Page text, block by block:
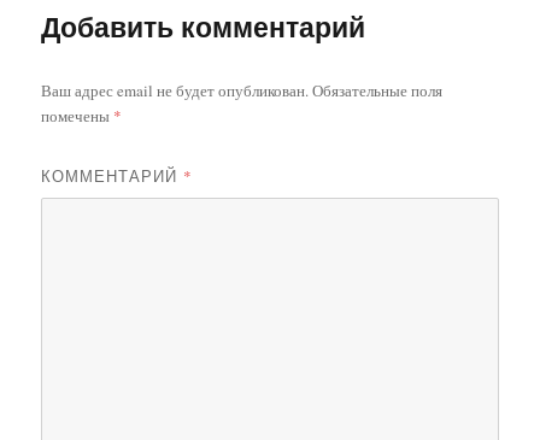
Добавить комментарий
Ваш адрес email не будет опубликован.Обязательные поля
помечены *
КОММЕНТАРИЙ *